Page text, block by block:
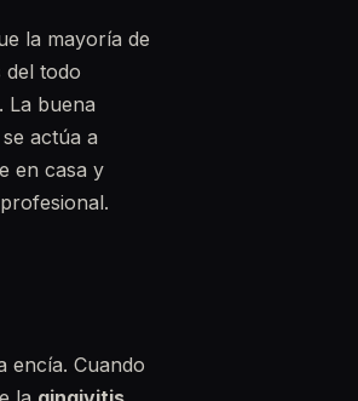
la mayoría de
del todo
La buena
actúa a
en casa y
encía. Cuando